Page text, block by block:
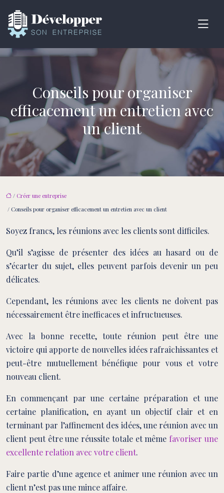
Conseils pour organiser
efficacement un entretien avec
un client
/ Créer une entreprise
/ Conseils pour organiser efficacement un entretien avec un client
Soyez francs, les réunions avec les clients sont difficiles.
Qu’il s’agisse de présenter des idées au hasard ou de
s’écarter du sujet, elles peuvent parfois devenir un peu
délicates.
Cependant, les réunions avec les clients ne doivent pas
nécessairement être inefficaces et infructueuses.
Avec la bonne recette, toute réunion peut être une
victoire qui apporte de nouvelles idées rafraîchissantes et
peut-être mutuellement bénéfique pour vous et votre
nouveau client.
En commençant par une certaine préparation et une
certaine planification, en ayant un objectif clair et en
terminant par l’affinement des idées, une réunion avec un
client peut être une réussite totale et même favoriser une
excellente relation avec votre client.
Faire partie d’une agence et animer une réunion avec un
client n’est pas une mince affaire.